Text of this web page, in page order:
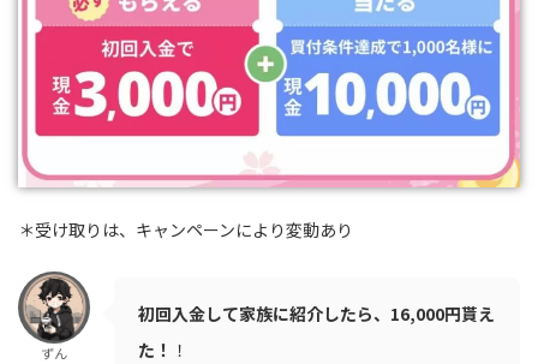
＊受け取りは、キャンペーンにより変動あり
ずん
初回入金して家族に紹介したら、16,000円貰え
た！ ！